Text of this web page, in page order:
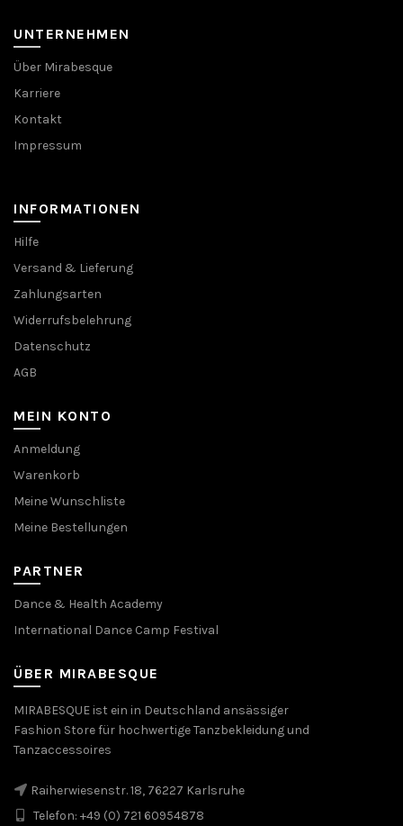
UNTERNEHMEN
Über Mirabesque
Karriere
Kontakt
Impressum
INFORMATIONEN
Hilfe
Versand & Lieferung
Zahlungsarten
Widerrufsbelehrung
Datenschutz
AGB
MEIN KONTO
Anmeldung
Warenkorb
Meine Wunschliste
Meine Bestellungen
PARTNER
Dance & Health Academy
International Dance Camp Festival
ÜBER MIRABESQUE
MIRABESQUE ist ein in Deutschland ansässiger
Fashion Store für hochwertige Tanzbekleidung und
Tanzaccessoires
Raiherwiesenstr. 18, 76227 Karlsruhe
Telefon: +49 (0) 721 60954878